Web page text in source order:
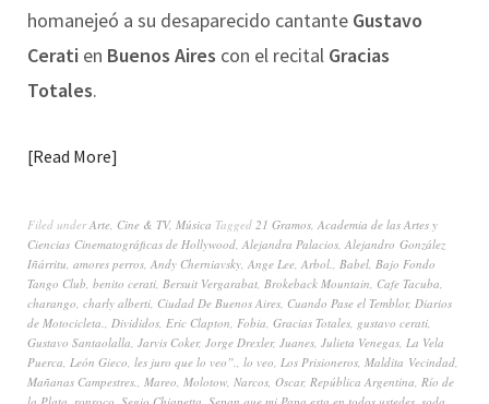
homanejeó a su desaparecido cantante Gustavo
Cerati en Buenos Aires con el recital Gracias
Totales.
Read More
Filed underArte, Cine & TV, Música Tagged 21 Gramos, Academia de las Artes y
Ciencias Cinematográficas de Hollywood, Alejandra Palacios, Alejandro González
Iñárritu, amores perros, Andy Cherniavsky, Ange Lee, Arbol., Babel, Bajo Fondo
Tango Club, benito cerati, Bersuit Vergarabat, Brokeback Mountain, Cafe Tacuba,
charango, charly alberti, Ciudad De Buenos Aires, Cuando Pase el Temblor, Diarios
de Motocicleta., Divididos, Eric Clapton, Fobia, Gracias Totales, gustavo cerati,
Gustavo Santaolalla, Jarvis Coker, Jorge Drexler, Juanes, Julieta Venegas, La Vela
Puerca, León Gieco, les juro que lo veo”., lo veo, Los Prisioneros, Maldita Vecindad,
Mañanas Campestres., Mareo, Molotow, Narcos, Oscar, República Argentina, Río de